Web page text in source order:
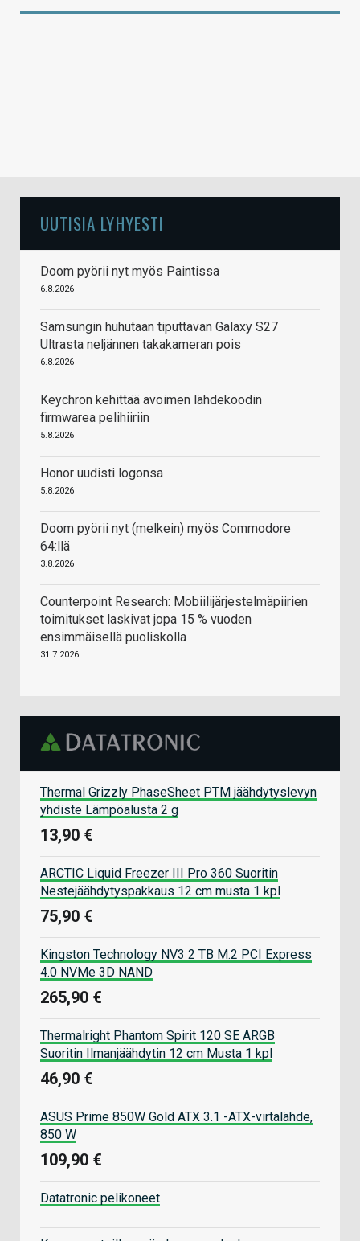
UUTISIA LYHYESTI
Doom pyörii nyt myös Paintissa
6.8.2026
Samsungin huhutaan tiputtavan Galaxy S27
Ultrasta neljännen takakameran pois
6.8.2026
Keychron kehittää avoimen lähdekoodin
firmwarea pelihiiriin
5.8.2026
Honor uudisti logonsa
5.8.2026
Doom pyörii nyt (melkein) myös Commodore
64:llä
3.8.2026
Counterpoint Research: Mobiilijärjestelmäpiirien
toimitukset laskivat jopa 15 % vuoden
ensimmäisellä puoliskolla
31.7.2026
Thermal Grizzly PhaseSheet PTM jäähdytyslevyn
yhdiste Lämpöalusta 2 g
13,90 €
ARCTIC Liquid Freezer III Pro 360 Suoritin
Nestejäähdytyspakkaus 12 cm musta 1 kpl
75,90 €
Kingston Technology NV3 2 TB M.2 PCI Express
4.0 NVMe 3D NAND
265,90 €
Thermalright Phantom Spirit 120 SE ARGB
Suoritin Ilmanjäähdytin 12 cm Musta 1 kpl
46,90 €
ASUS Prime 850W Gold ATX 3.1 -ATX-virtalähde,
850 W
109,90 €
Datatronic pelikoneet